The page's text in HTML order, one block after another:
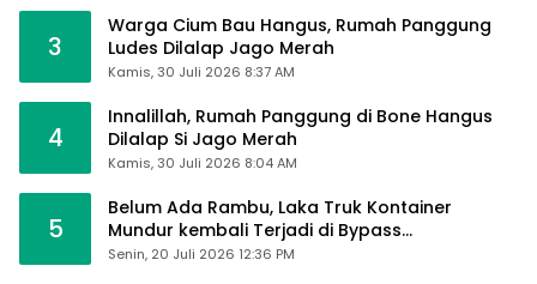
3
Warga Cium Bau Hangus, Rumah Panggung
Ludes Dilalap Jago Merah
Kamis, 30 Juli 2026 8:37 AM
4
Innalillah, Rumah Panggung di Bone Hangus
Dilalap Si Jago Merah
Kamis, 30 Juli 2026 8:04 AM
5
Belum Ada Rambu, Laka Truk Kontainer
Mundur kembali Terjadi di Bypass
Sumpallabbu
Senin, 20 Juli 2026 12:36 PM